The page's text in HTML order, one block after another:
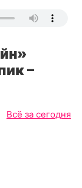
–
Всё за сегодня